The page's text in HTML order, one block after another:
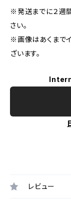
※発送までに２週
さい。
※画像はあくまで
ざいます。
レビュー